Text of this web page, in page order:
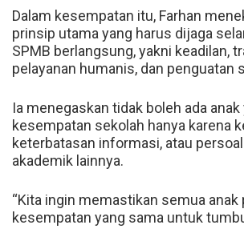
Dalam kesempatan itu, Farhan
prinsip utama yang harus dijaga
SPMB berlangsung, yakni keadilan,
pelayanan humanis, dan penguatan
Ia menegaskan tidak boleh ada
kesempatan sekolah hanya karena
keterbatasan informasi, atau
akademik lainnya.
“Kita ingin memastikan semua anak
kesempatan yang sama untuk